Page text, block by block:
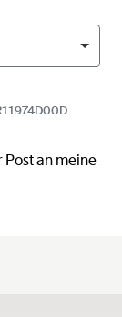
an meine